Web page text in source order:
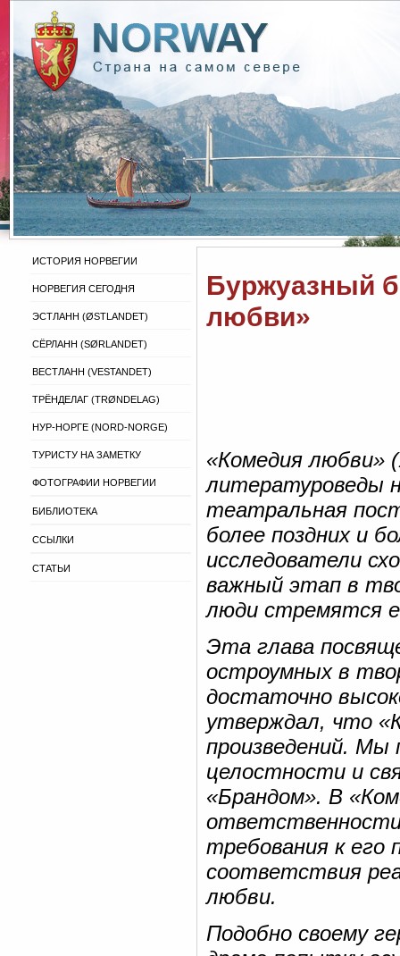
ИСТОРИЯ НОРВЕГИИ
НОРВЕГИЯ СЕГОДНЯ
ЭСТЛАНН (ØSTLANDET)
СЁРЛАНН (SØRLANDET)
ВЕСТЛАНН (VESTANDET)
ТРЁНДЕЛАГ (TRØNDELAG)
НУР-НОРГЕ (NORD-NORGE)
ТУРИСТУ НА ЗАМЕТКУ
ФОТОГРАФИИ НОРВЕГИИ
БИБЛИОТЕКА
ССЫЛКИ
СТАТЬИ
Буржуазный
любви»
«Комедия любви»
литературоведы
театральная
более поздних и
исследователи
важный этап в
люди стремятся
Эта глава
остроумных в
достаточно
утверждал, что
произведений.
целостности и
«Брандом». В
требования к его
соответствия
любви.
Подобно своему